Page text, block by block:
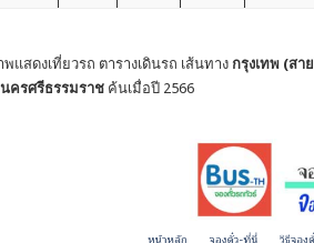
พแสดงเที่ยวรถ ตารางเดินรถ เส้นทาง กรุงเทพ (ส
ครศรีธรรมราชค้นเมื่อปี 2566